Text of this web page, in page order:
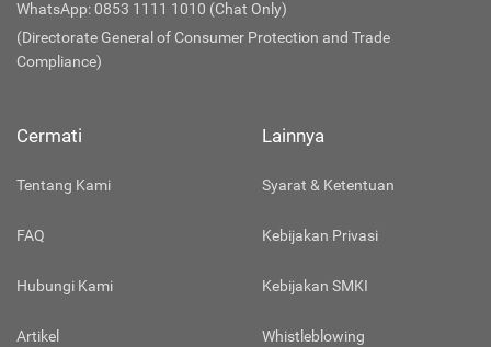
WhatsApp: 0853 1111 1010 (Chat Only)
(Directorate General of Consumer Protection and Trade
Compliance)
Cermati
Tentang Kami
FAQ
Hubungi Kami
Artikel
Lainnya
Syarat & Ketentuan
Kebijakan Privasi
Kebijakan SMKI
Whistleblowing